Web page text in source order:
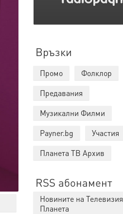
Връзки
Промо
Фолклор
Предавания
Музикални Филми
Payner.bg
Участия
Планета ТВ Архив
RSS абонамент
Новините на Телевизия
Планета